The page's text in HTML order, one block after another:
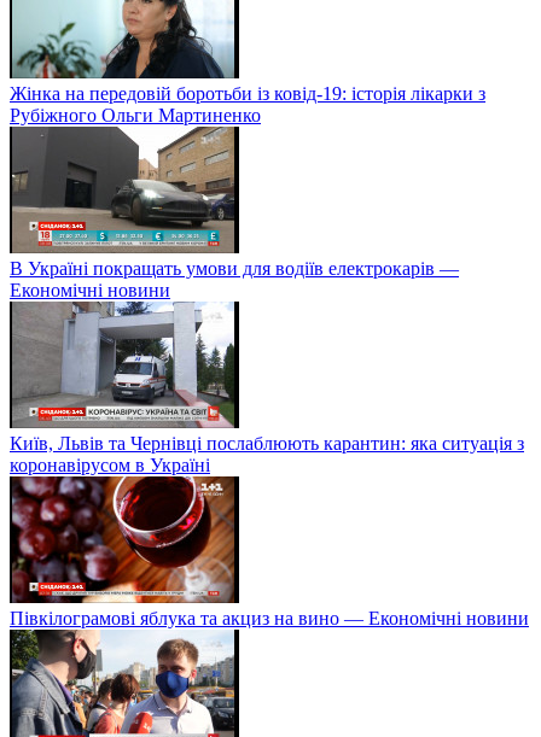
Жінка на передовій боротьби із ковід-19: історія лікарки з
Рубіжного Ольги Мартиненко
В Україні покращать умови для водіїв електрокарів —
Економічні новини
Київ, Львів та Чернівці послаблюють карантин: яка ситуація з
коронавірусом в Україні
Півкілограмові яблука та акциз на вино — Економічні новини